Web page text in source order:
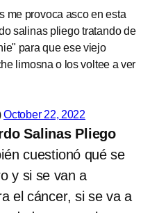
me provoca asco en esta
salinas pliego tratando de
para que ese viejo
limosna o los voltee a ver
October 22, 2022
Salinas Pliego
cuestionó qué se
y si se van a
el cáncer, si se va a